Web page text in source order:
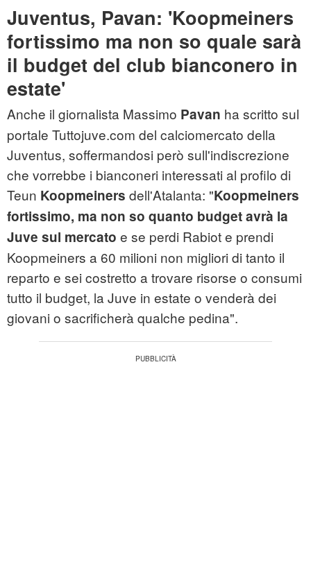
Juventus, Pavan: 'Koopmeiners
fortissimo ma non so quale sarà
il budget del club bianconero in
estate'
Anche il giornalista Massimo Pavan ha scritto sul
portale Tuttojuve.com del calciomercato della
Juventus, soffermandosi però sull'indiscrezione
che vorrebbe i bianconeri interessati al profilo di
Teun Koopmeiners dell'Atalanta: "Koopmeiners
fortissimo, ma non so quanto budget avrà la
Juve sul mercato e se perdi Rabiot e prendi
Koopmeiners a 60 milioni non migliori di tanto il
reparto e sei costretto a trovare risorse o consumi
tutto il budget, la Juve in estate o venderà dei
giovani o sacrificherà qualche pedina".